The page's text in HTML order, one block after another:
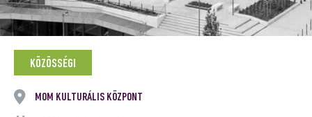
KÖZÖSSÉGI
MOM KULTURÁLIS KÖZPONT